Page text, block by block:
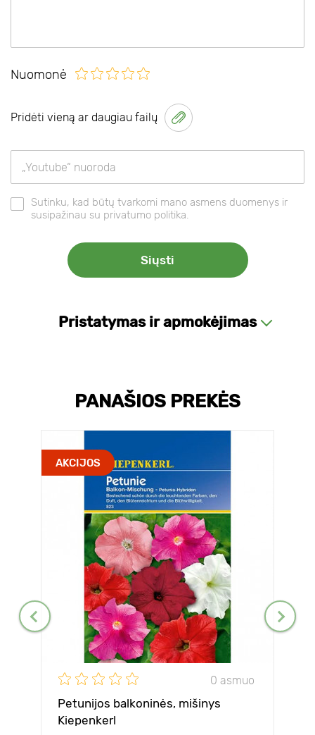
Nuomonė
Pridėti vieną ar daugiau failų
Sutinku, kad būtų tvarkomi mano asmens duomenys ir
susipažinau su privatumo politika.
Pristatymas ir apmokėjimas
PANAŠIOS PREKĖS
AKCIJOS
0 asmuo
Petunijos balkoninės, mišinys
Kiepenkerl